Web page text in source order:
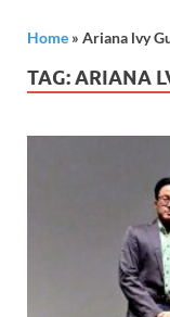
Home » Ariana lvy
TAG:ARIANA